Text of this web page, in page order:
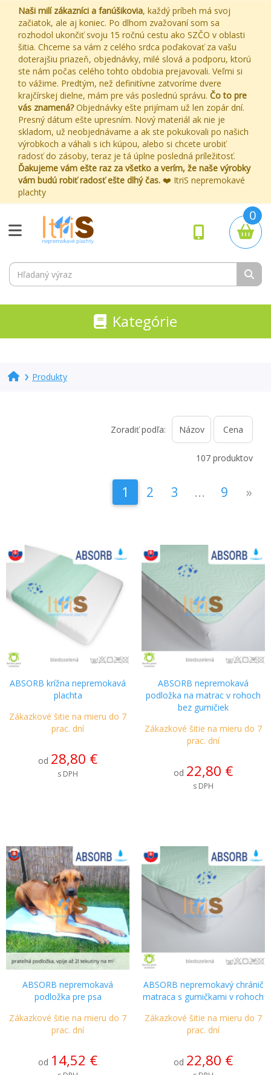
Naši milí zákazníci a fanúšikovia, každý príbeh má svoj
začiatok, ale aj koniec. Po dlhom zvažovaní som sa
rozhodol ukončiť svoju 15 ročnú cestu ako SZČO v oblasti
šitia. Chceme sa vám z celého srdca poďakovať za vašu
doterajšiu priazeň, objednávky, milé slová a podporu, ktorú
ste nám počas celého tohto obdobia prejavovali. Veľmi si
to vážime. Predtým, než definitívne zatvoríme dvere
krajčírskej dielne, mám pre vás poslednú správu. Čo to pre
vás znamená?Objednávky ešte prijímam už len zopár dní.
Presný dátum ešte upresním. Nový materiál ak nie je
skladom, už neobjednávame a ak ste pokukovali po našich
výrobkoch a váhali s ich kúpou, alebo si chcete urobiť
radosť do zásoby, teraz je tá úplne posledná príležitosť.
Ďakujeme vám ešte raz za všetko a verím, že naše výrobky
vám budú robiť radosť ešte dlhý čas. ❤️ ItriS nepremokavé
plachty
0
Kategórie
Produkty
Zoradiť podľa:
107 produktov
1 2 3 ... 9 »
ABSORB krížna nepremokavá
plachta
Zákazkové šitie na mieru do 7
prac. dní
od 28,80 €
s DPH
ABSORB nepremokavá
podložka na matrac v rohoch
bez gumičiek
Zákazkové šitie na mieru do 7
prac. dní
od 22,80 €
s DPH
ABSORB nepremokavá
podložka pre psa
Zákazkové šitie na mieru do 7
prac. dní
od 14,52 €
ABSORB nepremokavý chránič
matraca s gumičkami v rohoch
Zákazkové šitie na mieru do 7
prac. dní
od 22,80 €